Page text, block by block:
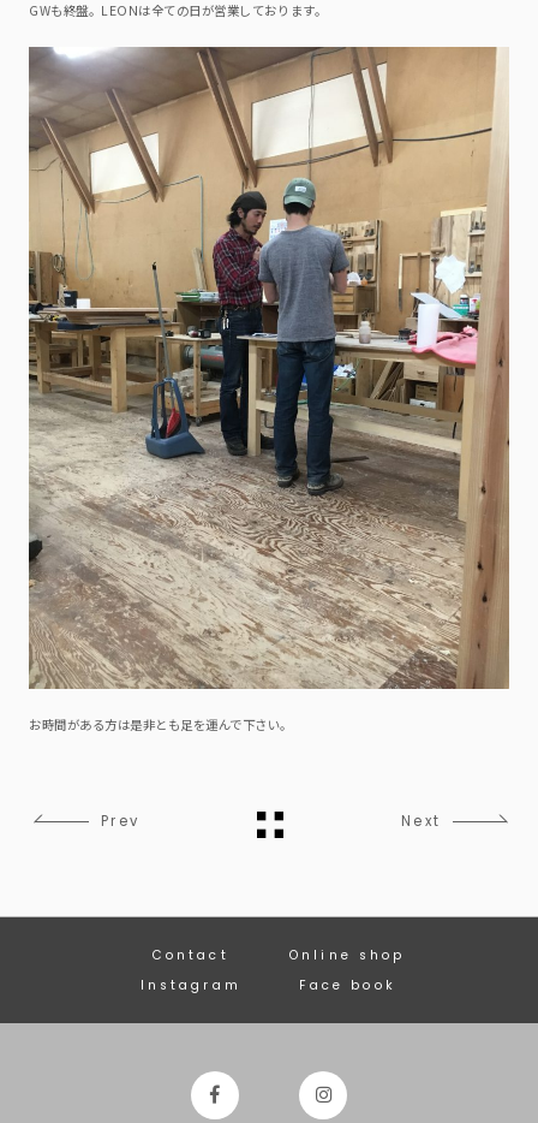
GWも終盤。LEONは全ての日が営業しております。
お時間がある方は是非とも足を運んで下さい。
Prev Next
Contact
Online shop
Instagram
Face book